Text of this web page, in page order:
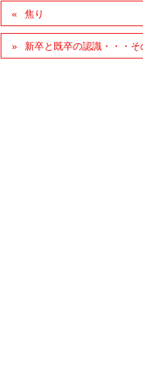
焦り
新卒と既卒の認識・・・そ